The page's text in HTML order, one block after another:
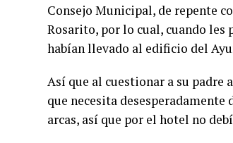
Consejo Municipal, de repente
Rosarito, por lo cual, cuando les
habían llevado al edificio del
Así que al cuestionar a su padre
que necesita desesperadamente
arcas, así que por el hotel no